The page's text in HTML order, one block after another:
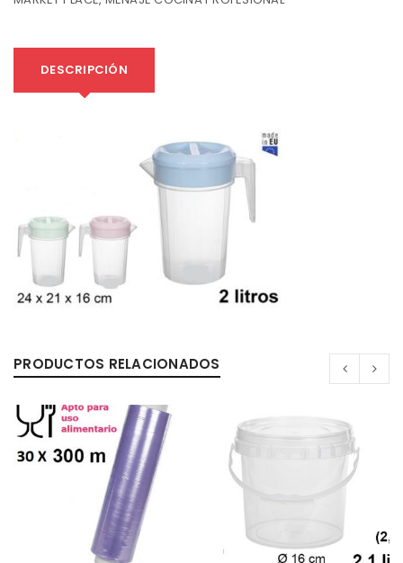
DESCRIPCIÓN
PRODUCTOS RELACIONADOS